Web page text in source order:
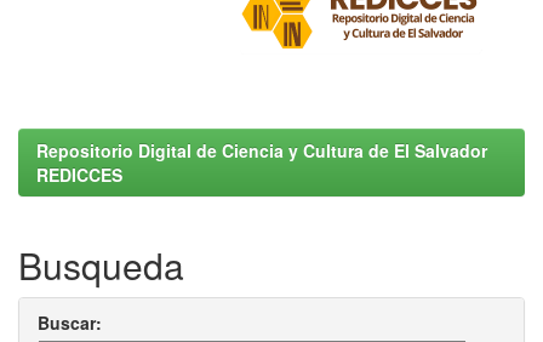
Repositorio Digital de Ciencia y Cultura de El Salvador
REDICCES
Busqueda
Buscar: